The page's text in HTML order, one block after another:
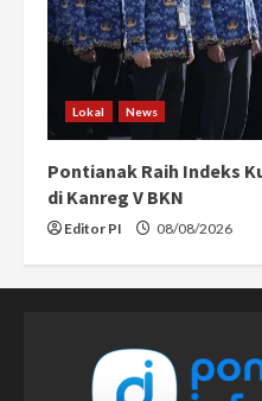
Lokal News
Pontianak Raih Indeks
di Kanreg V BKN
Editor PI 08/08/2026